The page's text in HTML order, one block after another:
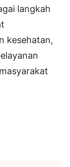
langkah
kesehatan,